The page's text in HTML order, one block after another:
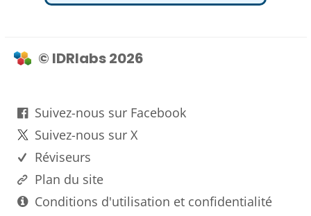
© IDRlabs 2026
Suivez-nous sur Facebook
Suivez-nous sur X
Réviseurs
Plan du site
Conditions d'utilisation et confidentialité